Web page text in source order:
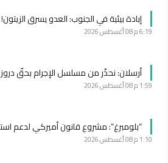
إبادة بيئية في الجنوب: العدو يسرق الزيتون!
6:19 م 08 أغسطس 2026
أرسلان: نحذّر من مسلسل الإجرام بحقّ
1:59 م 08 أغسطس 2026
“بلومبرغ”: مشروع قانون أميركي لدعم
1:10 م 08 أغسطس 2026